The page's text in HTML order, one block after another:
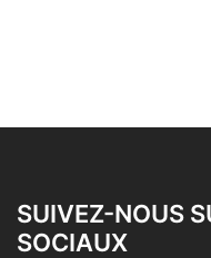
SUIVEZ-NOUS
SOCIAUX